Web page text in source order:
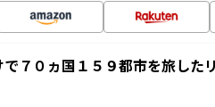
７０ヵ国１５９都市を旅した